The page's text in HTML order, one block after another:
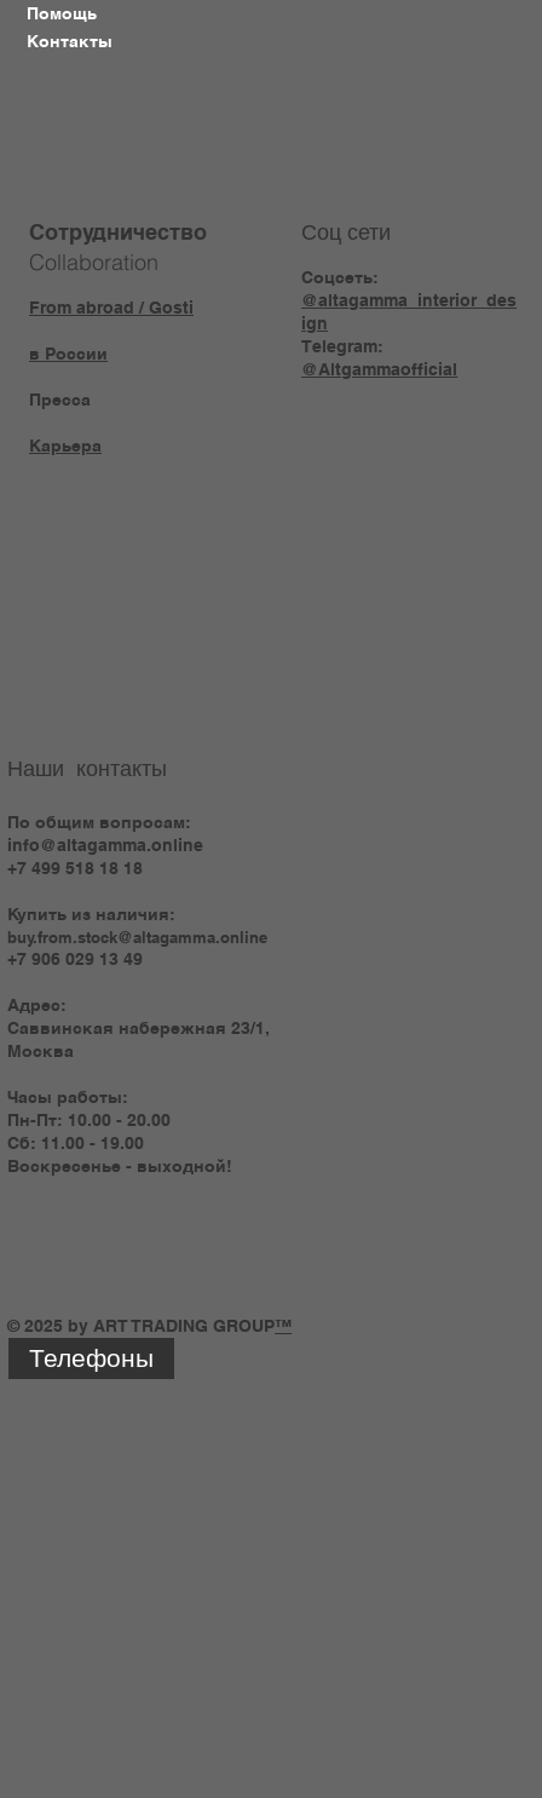
Сотрудничество
Collaboration
From abroad / Gosti
в России
Пресса
Карьера
Наши контакты
По общим вопросам:
info@altagamma.online
+7 499 518 18 18
Купить из наличия:
buy.from.stock@altagamma.online
+7 906 029 13 49
Адрес:
Саввинская набережная 23/1,
Москва
Часы работы:
Пн-Пт: 10.00 - 20.00
Сб: 11.00 - 19.00
Воскресенье - выходной!
© 2025 by ART TRADING GROUP™
Телефоны
Помощь
Контакты
Соц сети
Соцсеть:
@altagamma_interior_des
ign
Telegram:
@Altgammaofficial